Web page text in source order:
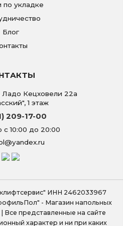
по укладке
Блог
Ладо Кецховели 22а
1 этаж
209-17-00
10:00 до 20:00
ИНН 2462033967
- Магазин напольных
Все представленные на сайте
характер и ни при каких